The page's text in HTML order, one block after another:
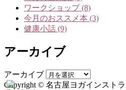
ワークショップ (8)
今月のおススメ本 (3)
健康小話 (9)
アーカイブ
アーカイブ
Copyright © 名古屋ヨガインスト